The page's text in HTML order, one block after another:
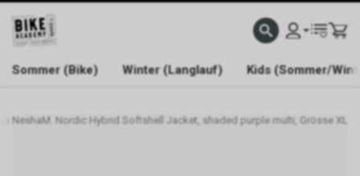
WELCOME TO BIKE ACADEMY
Sommer (Bike) Winter (Langlauf) Kids (Sommer/
NeshaM. Nordic Hybrid Softshell Jacket, shaded purple multi, Grösse XL